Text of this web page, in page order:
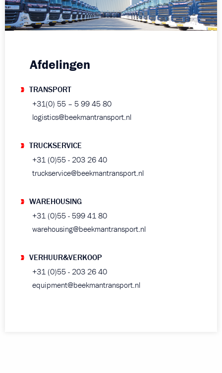
Afdelingen
TRANSPORT
+31(0) 55 – 5 99 45 80
logistics@beekmantransport.nl
TRUCKSERVICE
+31 (0)55 - 203 26 40
truckservice@beekmantransport.nl
WAREHOUSING
+31 (0)55 - 599 41 80
warehousing@beekmantransport.nl
VERHUUR&VERKOOP
+31 (0)55 - 203 26 40
equipment@beekmantransport.nl